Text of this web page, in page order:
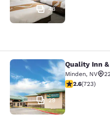
48
Quality Inn &
29
Quality Inn
Minden, NV
classificação
2.6(723)